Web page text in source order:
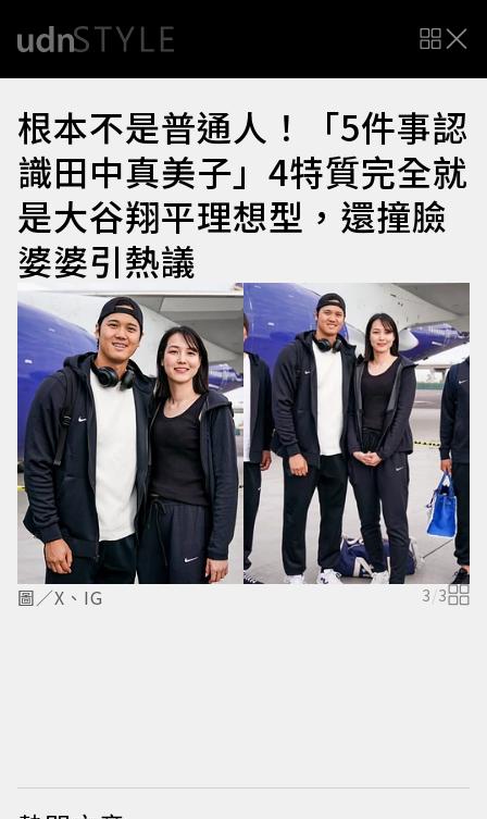
根本不是普通人！「5件事認
識田中真美子」4特質完全就
是大谷翔平理想型，還撞臉
婆婆引熱議
圖／X、IG 3/3